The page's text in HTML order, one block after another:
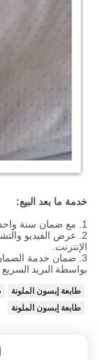
خدمة ما بعد البيع:
1. مع ضمان سنة واحدة والدعم التقني مدى الحياة.
2. عرض الفيديو والتشغيل manul ، والمهنية
الإنترنت.
3. ضمان خدمة الضمان
بواسطة البريد
طابعة إبسون الملونة
طابعة إبسون الملونة